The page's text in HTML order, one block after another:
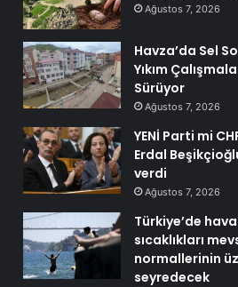
Ağustos 7, 2026
Havza’da Sel
Yıkım
Sürüyor
Ağustos 7, 2026
YENİ Parti mi
Erdal
verdi
Ağustos 7, 2026
Türkiye’de hava
sıcaklıkları
normallerinin
seyredecek